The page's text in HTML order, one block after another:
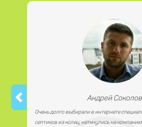
работаем с юридическими лицами.
Андрей Соколов
Очень долго выбирали в интернете
септиков из колец, наткнулись на